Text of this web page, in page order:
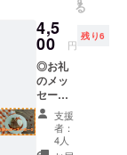
び頂け
ます。
各種一
日数十
食の数
量限定
販売で
すが、
ランチ
る
4,5
00 円
残り6
◎お礼
のメッ
セージ
◎お家
で
ROMM
Yのロー
支援
者：
4人